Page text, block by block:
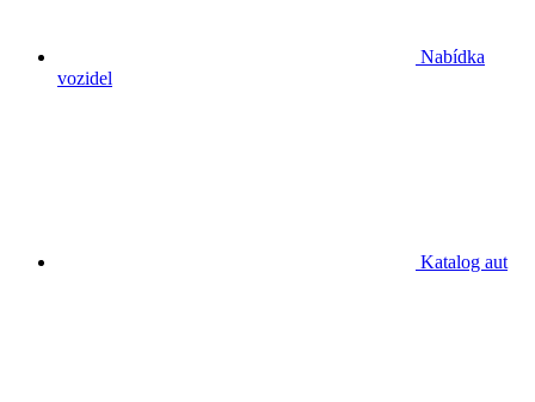
Nabídka
vozidel
Katalog aut